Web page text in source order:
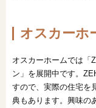
オスカーホ
オスカーホームでは「
ン」を展開中です。
すので、実際の住宅を
典もあります。興味の